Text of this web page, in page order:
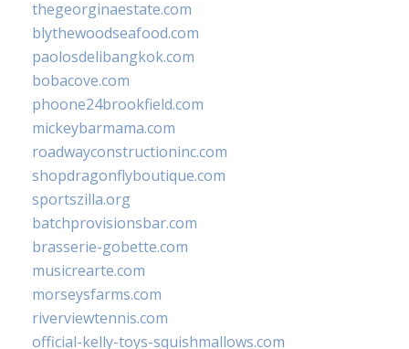
thegeorginaestate.com
blythewoodseafood.com
paolosdelibangkok.com
bobacove.com
phoone24brookfield.com
mickeybarmama.com
roadwayconstructioninc.com
shopdragonflyboutique.com
sportszilla.org
batchprovisionsbar.com
brasserie-gobette.com
musicrearte.com
morseysfarms.com
riverviewtennis.com
official-kelly-toys-squishmallows.com